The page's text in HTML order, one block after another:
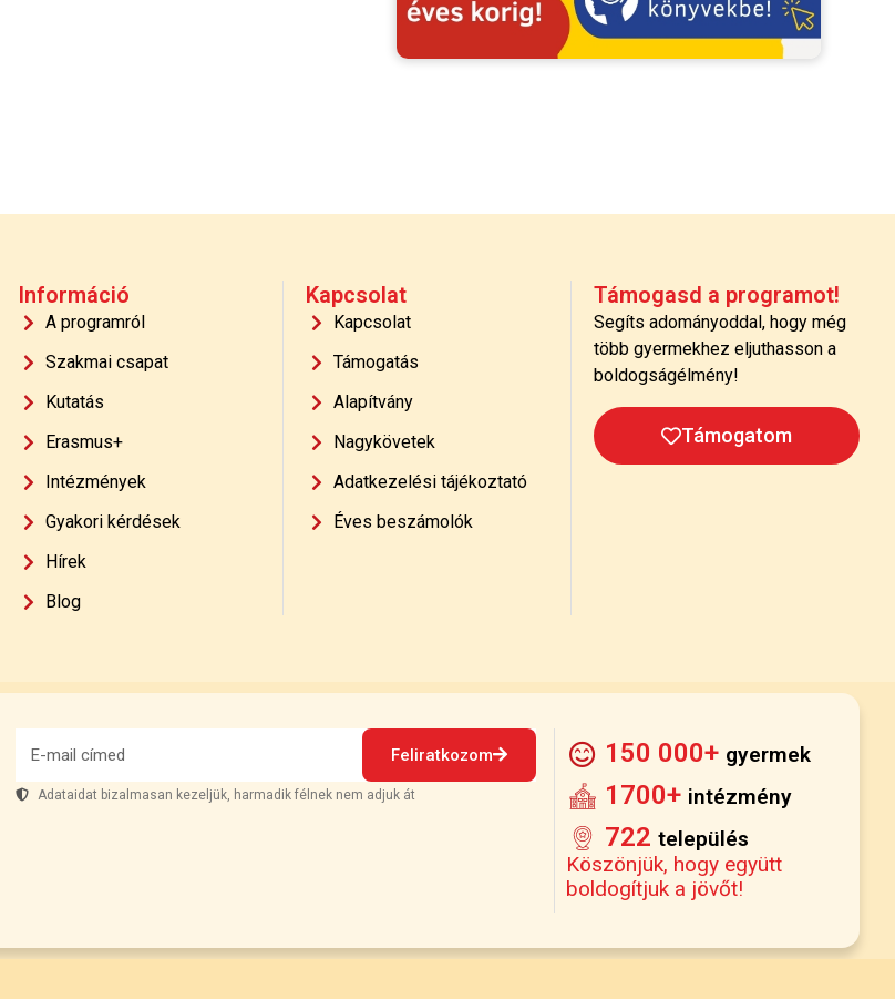
Információ
A programról
Szakmai csapat
Kutatás
Erasmus+
Intézmények
Gyakori kérdések
Hírek
Blog
Kapcsolat
Kapcsolat
Támogatás
Alapítvány
Nagykövetek
Adatkezelési tájékoztató
Éves beszámolók
Támogasd a programot!
Segíts adományoddal, hogy még
több gyermekhez eljuthasson a
boldogságélmény!
Támogatom
Feliratkozom
Adataidat bizalmasan kezeljük, harmadik félnek nem adjuk át
150 000+ gyermek
1700+ intézmény
722 település
Köszönjük, hogy együtt
boldogítjuk a jövőt!